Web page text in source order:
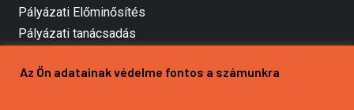
Pályázati Előminősítés
Pályázati tanácsadás
Mezőgazdasági pályázatírás
Az Ön adatainak védelme fontos a számunkra